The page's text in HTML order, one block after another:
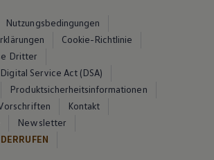
Nutzungsbedingungen
Cookie-Richtlinie
Dritter
Service Act (DSA)
Produktsicherheitsinformationen
Kontakt
Newsletter